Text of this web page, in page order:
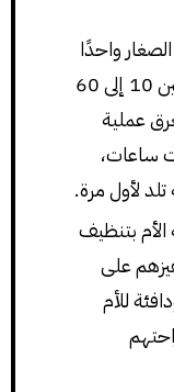
واحدًا
تلو الآخر، مع فواصل زمنية تتراوح بين 10 إلى 60
عملية
ساعات،
لأول مرة.
الأم بتنظيف
على
للأم